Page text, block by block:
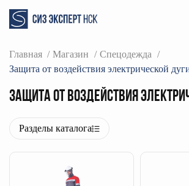
Главная Магазин
Спецодежда
Защита от воздействия электрической
Защита от воздействия
Разделы каталога